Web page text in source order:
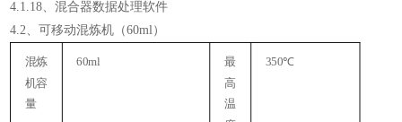
4.1.18、混合器数据处理软件
4.2、可移动混炼机（60ml）
混炼
机容
量
60ml 最
高
温
350℃